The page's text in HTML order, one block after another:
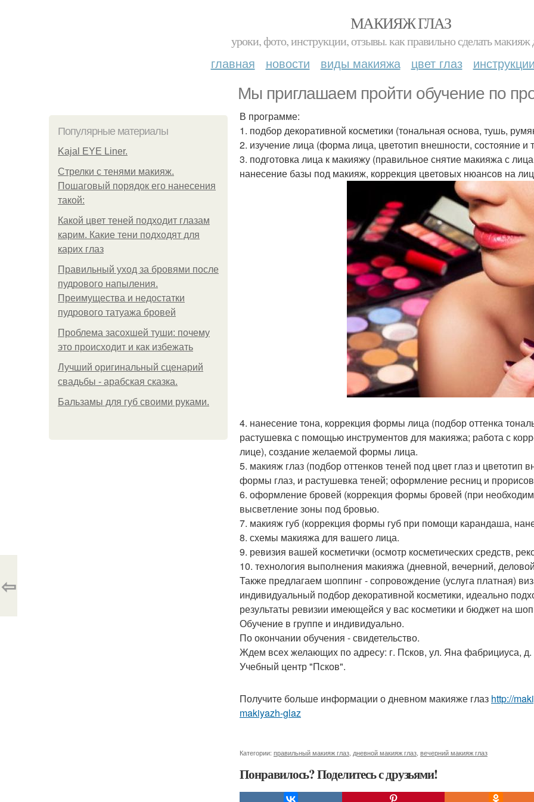
МАКИЯЖ ГЛАЗ
уроки, фото, инструкции, отзывы. как правильно сделать макияж
главная новости виды макияжа цвет глаз
Мы приглашаем пройти обучение по
Популярные материалы
Kajal EYE Liner.
Стрелки с тенями макияж.
Пошаговый порядок его нанесения
такой:
Какой цвет теней подходит глазам
карим. Какие тени подходят для
карих глаз
Правильный уход за бровями после
пудрового напыления.
Преимущества и недостатки
пудрового татуажа бровей
Проблема засохшей туши: почему
это происходит и как избежать
Лучший оригинальный сценарий
свадьбы - арабская сказка.
Бальзамы для губ своими руками.
В программе:
1. подбор декоративной косметики (тональная основа, тушь,
2. изучение лица (форма лица, цветотип внешности, состояние и
3. подготовка лица к макияжу (правильное снятие макияжа с
нанесение базы под макияж, коррекция цветовых нюансов на
4. нанесение тона, коррекция формы лица (подбор оттенка
растушевка с помощью инструментов для макияжа; работа с
лице), создание желаемой формы лица.
5. макияж глаз (подбор оттенков теней под цвет глаз и
формы глаз, и растушевка теней; оформление ресниц и
6. оформление бровей (коррекция формы бровей (при
высветление зоны под бровью.
7. макияж губ (коррекция формы губ при помощи карандаша,
8. схемы макияжа для вашего лица.
9. ревизия вашей косметички (осмотр косметических средств,
10. технология выполнения макияжа (дневной, вечерний,
Также предлагаем шоппинг - сопровождение (услуга платная)
индивидуальный подбор декоративной косметики, идеально
результаты ревизии имеющейся у вас косметики и бюджет на
Обучение в группе и индивидуально.
По окончании обучения - свидетельство.
Ждем всех желающих по адресу: г. Псков, ул. Яна фабрициуса, д.
Учебный центр "Псков".
Получите больше информации о дневном макияже глаз http://
makiyazh-glaz
Категории: правильный макияж глаз дневной макияж глаз вечерний макияж глаз
Понравилось? Поделитесь с друзьями!
⇦